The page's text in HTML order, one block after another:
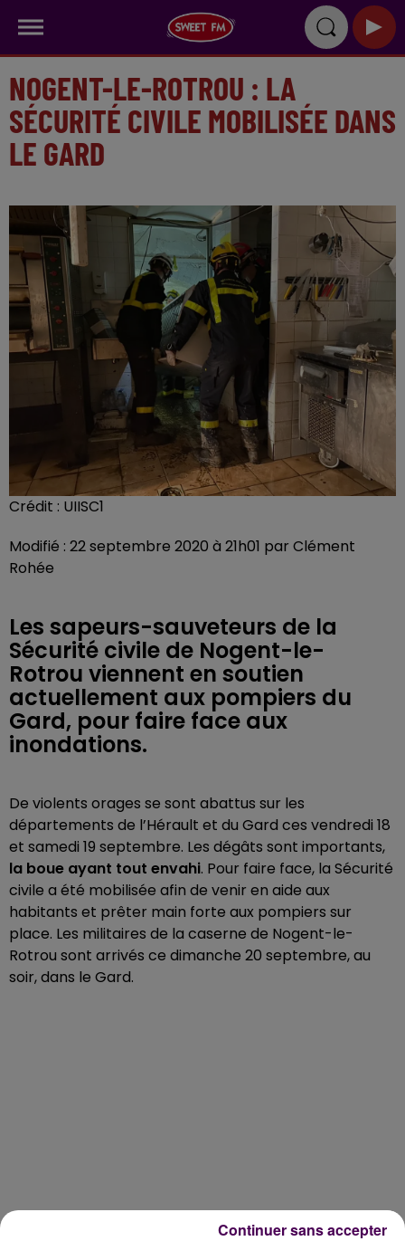
NOGENT-LE-ROTROU : LA
SÉCURITÉ CIVILE MOBILISÉE DANS
LE GARD
Crédit : UIISC1
Modifié : 22 septembre 2020 à 21h01 par Clément
Rohée
Les sapeurs-sauveteurs de la
Sécurité civile de Nogent-le-
Rotrou viennent en soutien
actuellement aux pompiers du
Gard, pour faire face aux
inondations.
De violents orages se sont abattus sur les
départements de l’Hérault et du Gard ces vendredi 18
et samedi 19 septembre. Les dégâts sont importants,
la boue ayant tout envahi. Pour faire face, la Sécurité
civile a été mobilisée afin de venir en aide aux
habitants et prêter main forte aux pompiers sur
place. Les militaires de la caserne de Nogent-le-
Rotrou sont arrivés ce dimanche 20 septembre, au
soir, dans le Gard.
Continuer sans accepter